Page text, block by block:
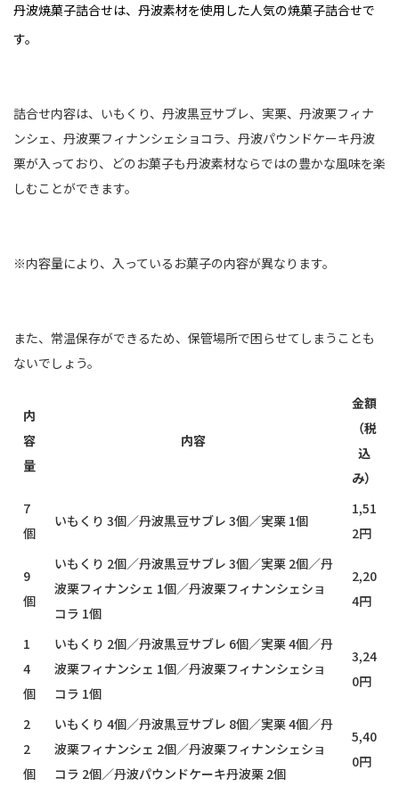
丹波焼菓子詰合せは、丹波素材を使用した人気の焼菓子詰合せで
す。
詰合せ内容は、いもくり、丹波黒豆サブレ、実栗、丹波栗フィナ
ンシェ、丹波栗フィナンシェショコラ、丹波パウンドケーキ丹波
栗が入っており、どのお菓子も丹波素材ならではの豊かな風味を楽
しむことができます。
※内容量により、入っているお菓子の内容が異なります。
また、常温保存ができるため、保管場所で困らせてしまうことも
ないでしょう。
内
容
量
内容
金額
（税
込
み）
7
個
いもくり 3個／丹波黒豆サブレ 3個／実栗 1個
1,51
2円
9
個
いもくり 2個／丹波黒豆サブレ 3個／実栗 2個／丹
波栗フィナンシェ 1個／丹波栗フィナンシェショ
コラ 1個
2,20
4円
1
4
個
いもくり 2個／丹波黒豆サブレ 6個／実栗 4個／丹
波栗フィナンシェ 1個／丹波栗フィナンシェショ
コラ 1個
3,24
0円
2
2
個
いもくり 4個／丹波黒豆サブレ 8個／実栗 4個／丹
波栗フィナンシェ 2個／丹波栗フィナンシェショ
コラ 2個／丹波パウンドケーキ丹波栗 2個
5,40
0円